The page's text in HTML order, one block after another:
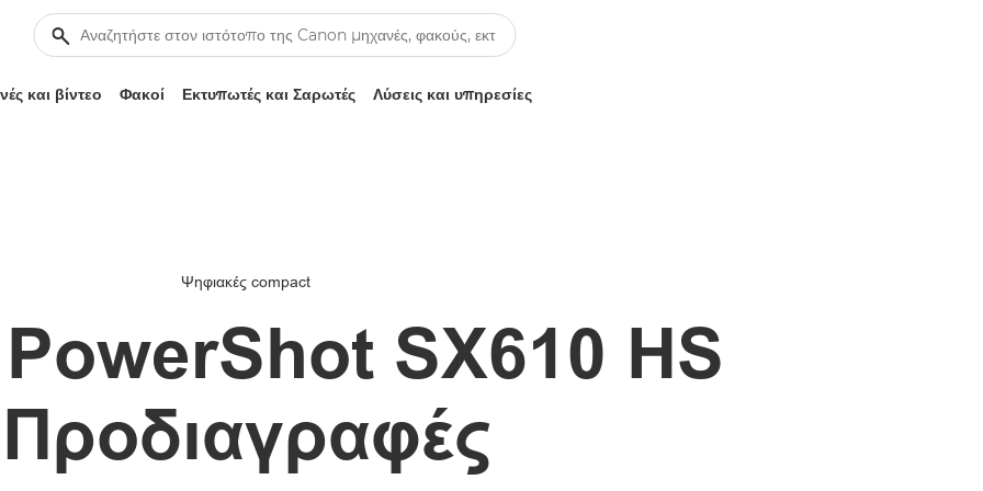
και βίντεο Φακοί Εκτυπωτές και Σαρωτές Λύσεις και υπηρεσίες
Ψηφιακές compact
SX610 HS
Προδιαγραφές